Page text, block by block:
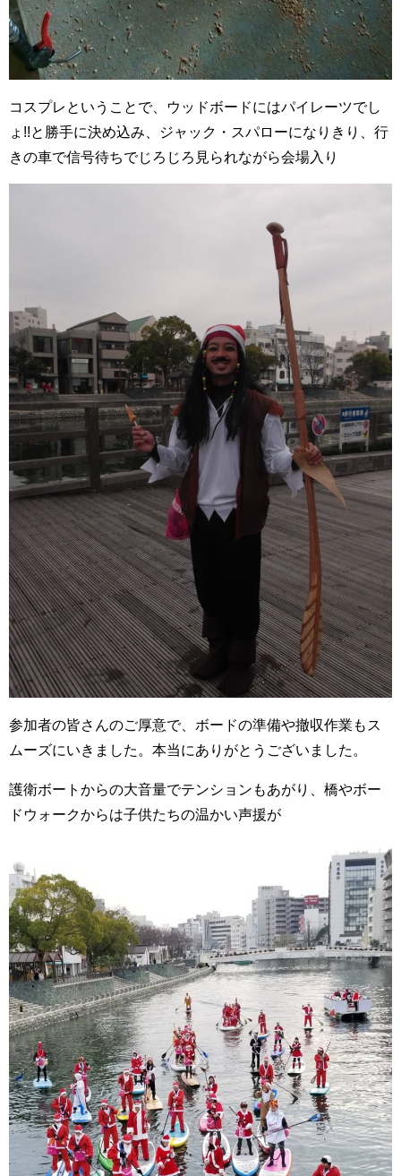
コスプレということで、ウッドボードにはパイレーツでし
ょ!!と勝手に決め込み、ジャック・スパローになりきり、行
きの車で信号待ちでじろじろ見られながら会場入り
参加者の皆さんのご厚意で、ボードの準備や撤収作業もス
ムーズにいきました。本当にありがとうございました。
護衛ボートからの大音量でテンションもあがり、橋やボー
ドウォークからは子供たちの温かい声援が